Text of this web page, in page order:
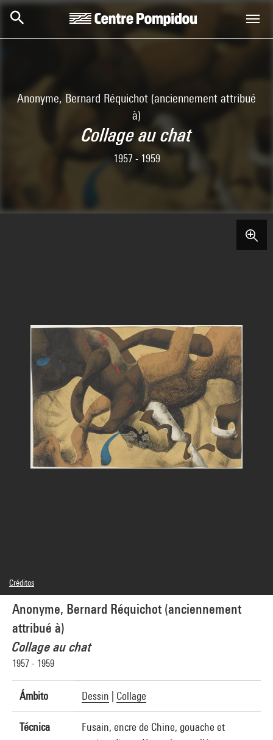
Skip to main content
Centre Pompidou
Anonyme, Bernard Réquichot (anciennement attribué
à)
Collage au chat
1957 - 1959
Anonyme, Bernard Réquichot (anciennement
attribué à)
Collage au chat
1957 - 1959
Ámbito Dessin Collage
Técnica
Fusain, encre de Chine, gouache et
Créditos
© droits réservés
Créditos fotográficos : Centre Pompidou, MNAM-CCI/Georges Meguerditchian/Dist.
GrandPalaisRmn
Referencia de la imagen : 4N71690
Difusión de la imagen :GrandPalaisRmnPhoto